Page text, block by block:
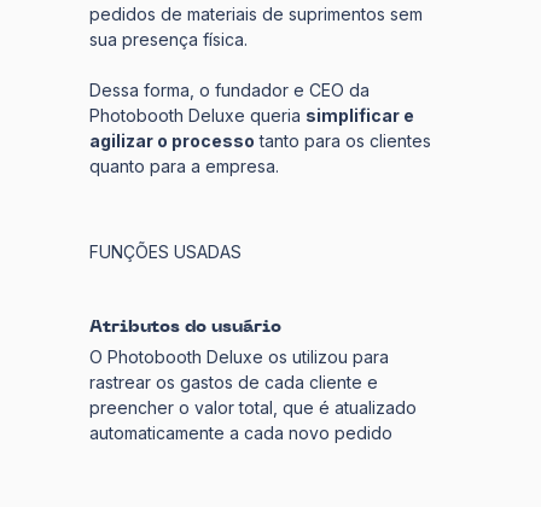
pedidos de materiais de suprimentos sem
sua presença física.
Dessa forma, o fundador e CEO da
Photobooth Deluxe queria simplificar e
agilizar o processo tanto para os clientes
quanto para a empresa.
FUNÇÕES USADAS
Atributos do usuário
O Photobooth Deluxe os utilizou para
rastrear os gastos de cada cliente e
preencher o valor total, que é atualizado
automaticamente a cada novo pedido